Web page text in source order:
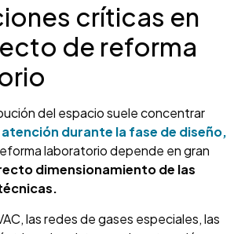
críticas en
de reforma
del espacio suele concentrar
atención durante la fase de diseño,
laboratorio depende en gran
dimensionamiento de las
las redes de gases especiales, las